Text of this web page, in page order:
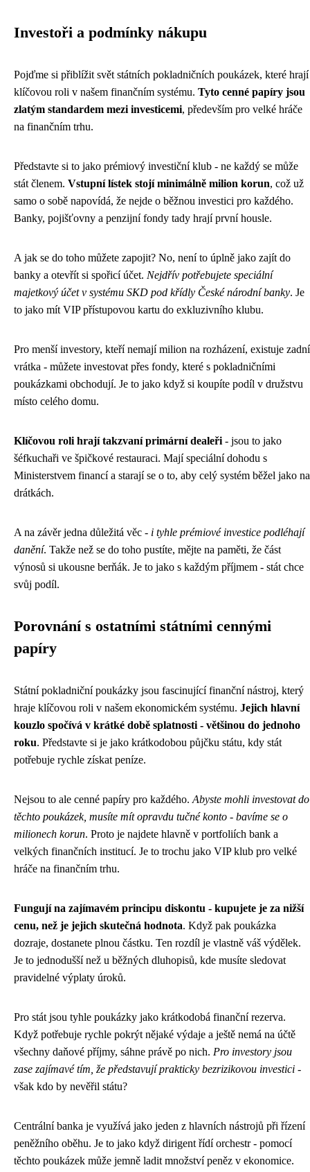
Investoři a podmínky nákupu
Pojďme si přiblížit svět státních pokladničních poukázek, které hrají
klíčovou roli v našem finančním systému. Tyto cenné papíry jsou
zlatým standardem mezi investicemi, především pro velké hráče
na finančním trhu.
Představte si to jako prémiový investiční klub - ne každý se může
stát členem. Vstupní lístek stojí minimálně milion korun, což už
samo o sobě napovídá, že nejde o běžnou investici pro každého.
Banky, pojišťovny a penzijní fondy tady hrají první housle.
A jak se do toho můžete zapojit? No, není to úplně jako zajít do
banky a otevřít si spořicí účet. Nejdřív potřebujete speciální
majetkový účet v systému SKD pod křídly České národní banky. Je
to jako mít VIP přístupovou kartu do exkluzivního klubu.
Pro menší investory, kteří nemají milion na rozházení, existuje zadní
vrátka - můžete investovat přes fondy, které s pokladničními
poukázkami obchodují. Je to jako když si koupíte podíl v družstvu
místo celého domu.
Klíčovou roli hrají takzvaní primární dealeři - jsou to jako
šéfkuchaři ve špičkové restauraci. Mají speciální dohodu s
Ministerstvem financí a starají se o to, aby celý systém běžel jako na
drátkách.
A na závěr jedna důležitá věc - i tyhle prémiové investice podléhají
danění. Takže než se do toho pustíte, mějte na paměti, že část
výnosů si ukousne berňák. Je to jako s každým příjmem - stát chce
svůj podíl.
Porovnání s ostatními státními cennými
papíry
Státní pokladniční poukázky jsou fascinující finanční nástroj, který
hraje klíčovou roli v našem ekonomickém systému. Jejich hlavní
kouzlo spočívá v krátké době splatnosti - většinou do jednoho
roku. Představte si je jako krátkodobou půjčku státu, kdy stát
potřebuje rychle získat peníze.
Nejsou to ale cenné papíry pro každého. Abyste mohli investovat do
těchto poukázek, musíte mít opravdu tučné konto - bavíme se o
milionech korun. Proto je najdete hlavně v portfoliích bank a
velkých finančních institucí. Je to trochu jako VIP klub pro velké
hráče na finančním trhu.
Fungují na zajímavém principu diskontu - kupujete je za nižší
cenu, než je jejich skutečná hodnota. Když pak poukázka
dozraje, dostanete plnou částku. Ten rozdíl je vlastně váš výdělek.
Je to jednodušší než u běžných dluhopisů, kde musíte sledovat
pravidelné výplaty úroků.
Pro stát jsou tyhle poukázky jako krátkodobá finanční rezerva.
Když potřebuje rychle pokrýt nějaké výdaje a ještě nemá na účtě
všechny daňové příjmy, sáhne právě po nich. Pro investory jsou
zase zajímavé tím, že představují prakticky bezrizikovou investici -
však kdo by nevěřil státu?
Centrální banka je využívá jako jeden z hlavních nástrojů při řízení
peněžního oběhu. Je to jako když dirigent řídí orchestr - pomocí
těchto poukázek může jemně ladit množství peněz v ekonomice.